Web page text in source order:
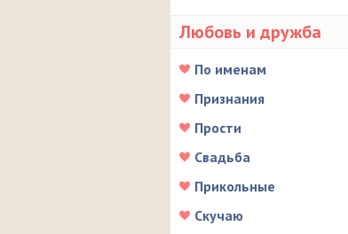
Любовь и дружба
По именам
Признания
Прости
Свадьба
Прикольные
Скучаю